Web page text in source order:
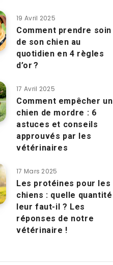
19 Avril 2025
Comment prendre soin
de son chien au
quotidien en 4 règles
d’or ?
17 Avril 2025
Comment empêcher un
chien de mordre : 6
astuces et conseils
approuvés par les
vétérinaires
17 Mars 2025
Les protéines pour les
chiens : quelle quantité
leur faut-il ? Les
réponses de notre
vétérinaire !